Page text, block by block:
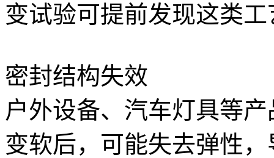
变试验可提前发现这类
密封结构失效
户外设备、汽车灯具等
变软后，可能失去弹性